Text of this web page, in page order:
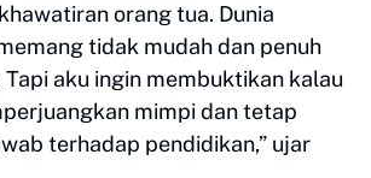
orang tua. Dunia
tidak mudah dan penuh
aku ingin membuktikan kalau
mimpi dan tetap
terhadap pendidikan,” ujar